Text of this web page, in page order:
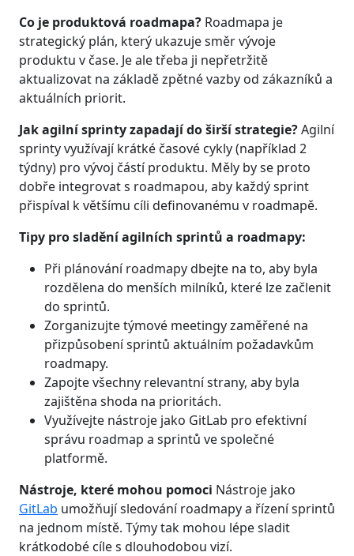
Co je produktová roadmapa? Roadmapa je
strategický plán, který ukazuje směr vývoje
produktu v čase. Je ale třeba ji nepřetržitě
aktualizovat na základě zpětné vazby od zákazníků a
aktuálních priorit.
Jak agilní sprinty zapadají do širší strategie?Agilní
sprinty využívají krátké časové cykly (například 2
týdny) pro vývoj částí produktu. Měly by se proto
dobře integrovat s roadmapou, aby každý sprint
přispíval k většímu cíli definovanému v roadmapě.
Tipy pro sladění agilních sprintů a roadmapy:
Při plánování roadmapy dbejte na to, aby byla
rozdělena do menších milníků, které lze začlenit
do sprintů.
Zorganizujte týmové meetingy zaměřené na
přizpůsobení sprintů aktuálním požadavkům
roadmapy.
Zapojte všechny relevantní strany, aby byla
zajištěna shoda na prioritách.
Využívejte nástroje jako GitLab pro efektivní
správu roadmap a sprintů ve společné
platformě.
Nástroje, které mohou pomoci Nástroje jako
GitLab umožňují sledování roadmapy a řízení sprintů
na jednom místě. Týmy tak mohou lépe sladit
krátkodobé cíle s dlouhodobou vizí.